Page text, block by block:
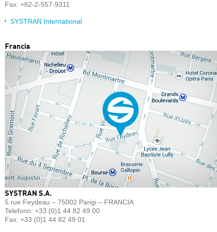
Fax: +82-2-557-9311
SYSTRAN International
Francia
SYSTRAN S.A.
5 rue Feydeau – 75002 Parigi – FRANCIA
Telefono: +33 (0)1 44 82 49 00
Fax: +33 (0)1 44 82 49 01